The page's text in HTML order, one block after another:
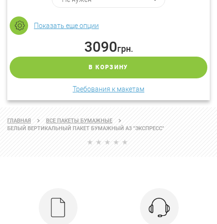
Показать еще опции
3090грн.
В КОРЗИНУ
Требования к макетам
ГЛАВНАЯ
ВСЕ ПАКЕТЫ БУМАЖНЫЕ
БЕЛЫЙ ВЕРТИКАЛЬНЫЙ ПАКЕТ БУМАЖНЫЙ А3 "ЭКСПРЕСС"